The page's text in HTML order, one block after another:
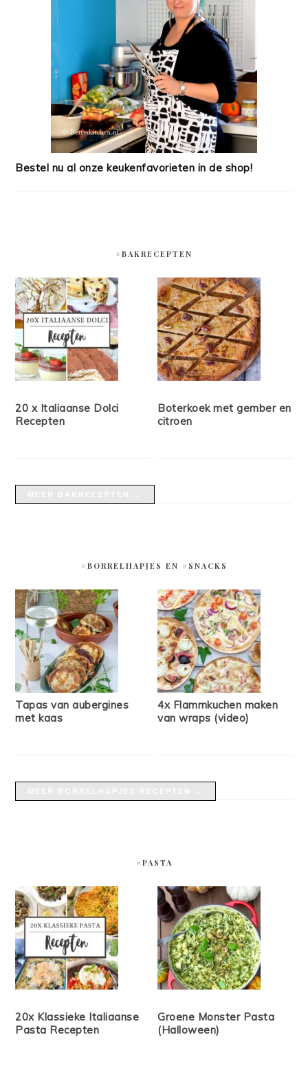
Bestel nu al onze keukenfavorieten in de shop!
#BAKRECEPTEN
20 x Italiaanse Dolci
Recepten
Boterkoek met gember en
citroen
#BORRELHAPJES EN #SNACKS
Tapas van aubergines
met kaas
4x Flammkuchen maken
van wraps (video)
#PASTA
20x Klassieke Italiaanse
Pasta Recepten
Groene Monster Pasta
(Halloween)